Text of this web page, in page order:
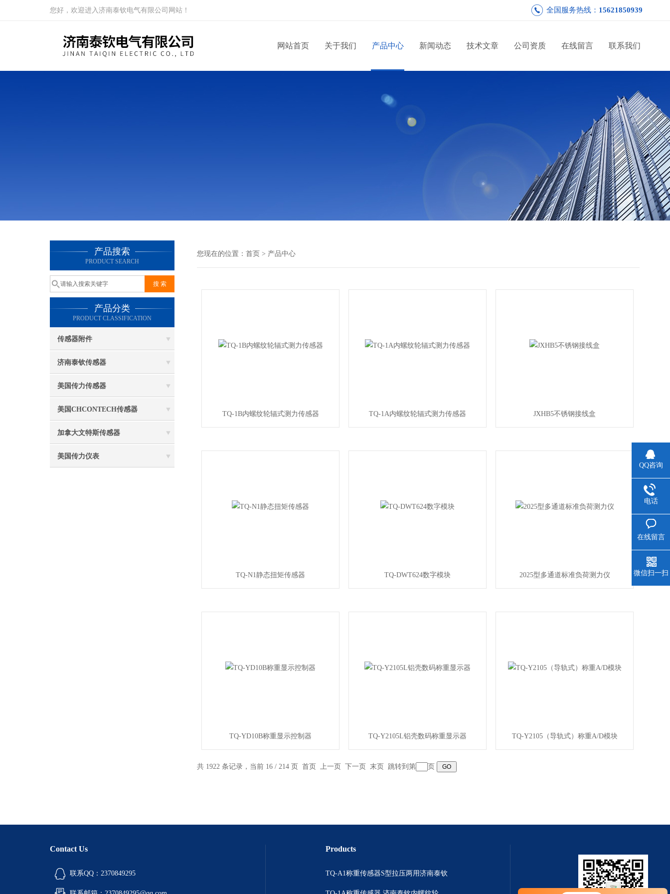
您好，欢迎进入济南泰钦电气有限公司网站！ 全国服务热线： 15621850939
网站首页 关于我们 产品中心 新闻动态 技术文章 公司资质 在线留言 联系我们
产品搜索
PRODUCT SEARCH
产品分类
PRODUCT CLASSIFICATION
传感器附件
济南泰钦传感器
美国传力传感器
美国CHCONTECH传感器
加拿大文特斯传感器
美国传力仪表
您现在的位置： 首页 > 产品中心
TQ-1B内螺纹轮辐式测力传感器 TQ-1A内螺纹轮辐式测力传感器 JXHB5不锈钢接线盒
TQ-N1静态扭矩传感器 TQ-DWT624数字模块 2025型多通道标准负荷测力仪
TQ-YD10B称重显示控制器 TQ-Y2105L铝壳数码称重显示器 TQ-Y2105（导轨式）称重A/D模块
共 1922 条记录，当前 16 / 214 页 首页 上一页 下一页 末页 跳转到第 页
Contact Us
联系QQ：2370849295
Products
TQ-A1称重传感器S型拉压两用济南泰钦
QQ咨询
电话
在线留言
微信扫一扫